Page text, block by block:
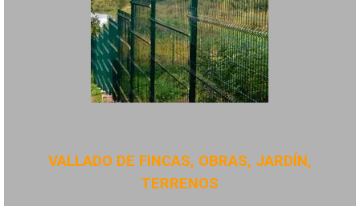
VALLADO DE FINCAS, OBRAS, JARDÍN,
TERRENOS